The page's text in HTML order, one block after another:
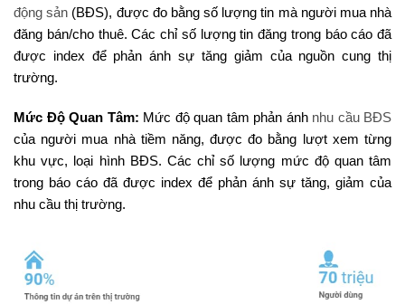
động sản (BĐS), được đo bằng số lượng tin mà người mua nhà
đăng bán/cho thuê. Các chỉ số lượng tin đăng trong báo cáo đã
được index để phản ánh sự tăng giảm của nguồn cung thị
trường.
Mức Độ Quan Tâm: Mức độ quan tâm phản ánh nhu cầu BĐS
của người mua nhà tiềm năng, được đo bằng lượt xem từng
khu vực, loại hình BĐS. Các chỉ số lượng mức độ quan tâm
trong báo cáo đã được index để phản ánh sự tăng, giảm của
nhu cầu thị trường.